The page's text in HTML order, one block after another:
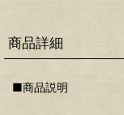
商品詳細
■商品説明